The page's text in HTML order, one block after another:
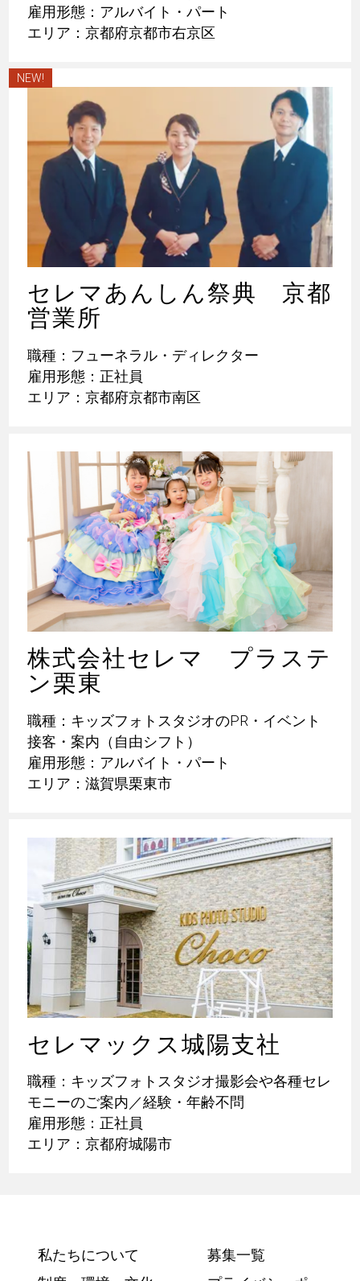
雇用形態：アルバイト・パート
エリア：京都府京都市右京区
NEW!
セレマあんしん祭典 京都
営業所
職種：フューネラル・ディレクター
雇用形態：正社員
エリア：京都府京都市南区
株式会社セレマ プラステ
ン栗東
職種：キッズフォトスタジオのPR・イベント
接客・案内（自由シフト）
雇用形態：アルバイト・パート
エリア：滋賀県栗東市
セレマックス城陽支社
職種：キッズフォトスタジオ撮影会や各種セレ
モニーのご案内／経験・年齢不問
雇用形態：正社員
エリア：京都府城陽市
私たちについて
募集一覧